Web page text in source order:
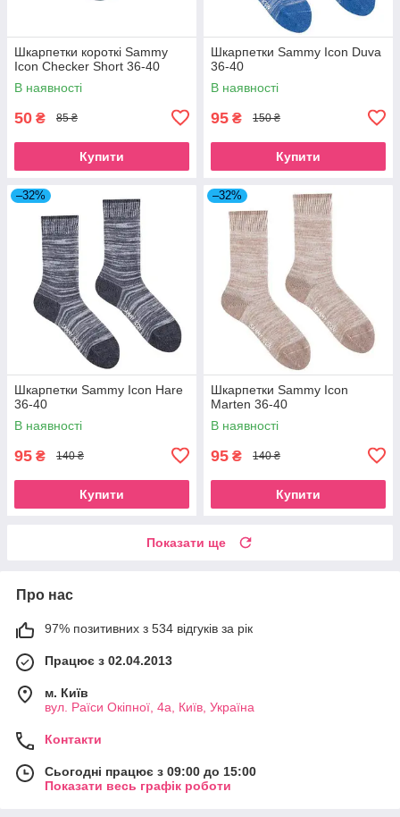
Шкарпетки короткі Sammy
Icon Checker Short 36-40
В наявності
50 ₴ 85 ₴
Купити
Шкарпетки Sammy Icon Duva
36-40
В наявності
95 ₴ 150 ₴
Купити
–32%
Шкарпетки Sammy Icon Hare
36-40
В наявності
95 ₴ 140 ₴
Купити
–32%
Шкарпетки Sammy Icon
Marten 36-40
В наявності
95 ₴ 140 ₴
Купити
Показати ще
Про нас
97% позитивних з 534 відгуків за рік
Працює з 02.04.2013
м. Київ
вул. Раїси Окіпної, 4а, Київ, Україна
Контакти
Сьогодні працює з 09:00 до 15:00
Показати весь графік роботи